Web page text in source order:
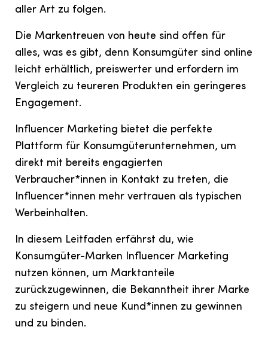
aller Art zu folgen.
Die Markentreuen von heute sind offen für
alles, was es gibt, denn Konsumgüter sind online
leicht erhältlich, preiswerter und erfordern im
Vergleich zu teureren Produkten ein geringeres
Engagement.
Influencer Marketing bietet die perfekte
Plattform für Konsumgüterunternehmen, um
direkt mit bereits engagierten
Verbraucher*innen in Kontakt zu treten, die
Influencer*innen mehr vertrauen als typischen
Werbeinhalten.
In diesem Leitfaden erfährst du, wie
Konsumgüter-Marken Influencer Marketing
nutzen können, um Marktanteile
zurückzugewinnen, die Bekanntheit ihrer Marke
zu steigern und neue Kund*innen zu gewinnen
und zu binden.